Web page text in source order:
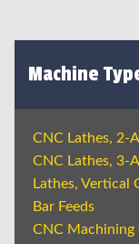
Machine
CNC Lathes, 2-
CNC Lathes, 3-
Lathes, Vertical
Bar Feeds
CNC Machining